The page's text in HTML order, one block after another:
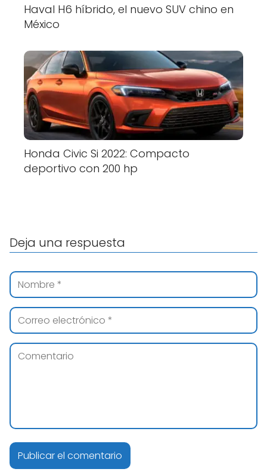
Haval H6 híbrido, el nuevo SUV chino en
México
Honda Civic Si 2022: Compacto
deportivo con 200 hp
Deja una respuesta